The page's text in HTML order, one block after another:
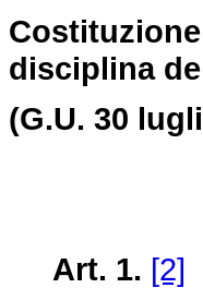
disciplina
(G.U. 30
Art. 1. [2]